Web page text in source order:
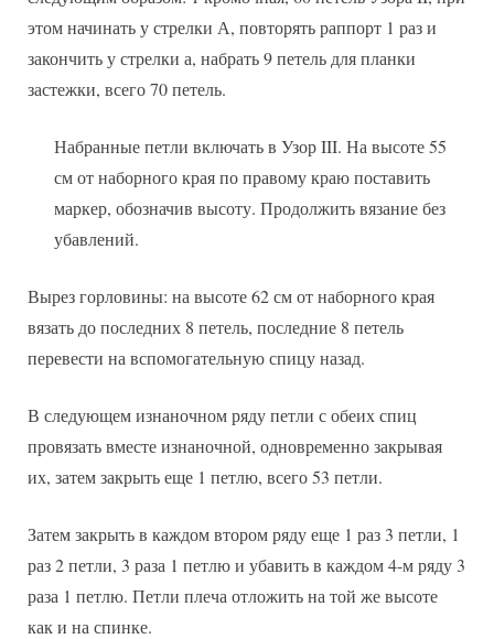
этом начинать у стрелки А, повторять раппорт 1 раз и
закончить у стрелки а, набрать 9 петель для планки
застежки, всего 70 петель.
Набранные петли включать в Узор III. На высоте 55
см от наборного края по правому краю поставить
маркер, обозначив высоту. Продолжить вязание без
убавлений.
Вырез горловины: на высоте 62 см от наборного края
вязать до последних 8 петель, последние 8 петель
перевести на вспомогательную спицу назад.
В следующем изнаночном ряду петли с обеих спиц
провязать вместе изнаночной, одновременно закрывая
их, затем закрыть еще 1 петлю, всего 53 петли.
Затем закрыть в каждом втором ряду еще 1 раз 3 петли, 1
раз 2 петли, 3 раза 1 петлю и убавить в каждом 4-м ряду 3
раза 1 петлю. Петли плеча отложить на той же высоте
как и на спинке.